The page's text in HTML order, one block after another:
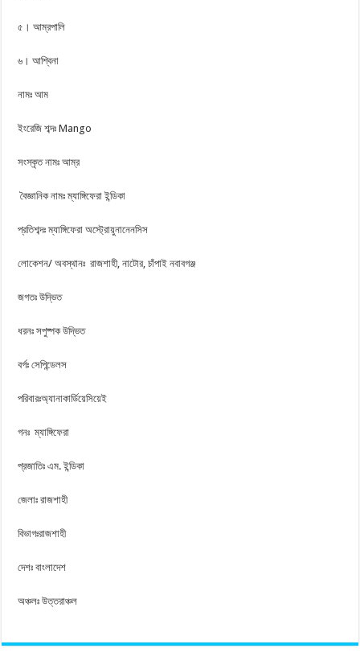
৫। আম্রপালি
৬। আশ্বিনা
নামঃ আম
ইংরেজি শব্দঃ Mango
সংস্কৃত নামঃ আম্র
বৈজ্ঞানিক নামঃ ম্যাঙ্গিফেরা ইন্ডিকা
প্রতিশব্দঃ ম্যাঙ্গিফেরা অস্ট্রোয়ুনানেনসিস
লোকেশন/ অবস্থানঃ রাজশাহী, নাটোর, চাঁপাই নবাবগঞ্জ
জগতঃ উদ্ভিত
ধরনঃ সপুষ্পক উদ্ভিত
বর্গঃ সেপিন্ডেলস
পরিবারঃঅ্যানাকার্ডিয়েসিয়েই
গনঃ ম্যাঙ্গিফেরা
প্রজাতিঃ এম. ইন্ডিকা
জেলাঃ রাজশাহী
বিভাগঃরাজশাহী
দেশঃ বাংলাদেশ
অঞ্চলঃ উত্তরাঞ্চল